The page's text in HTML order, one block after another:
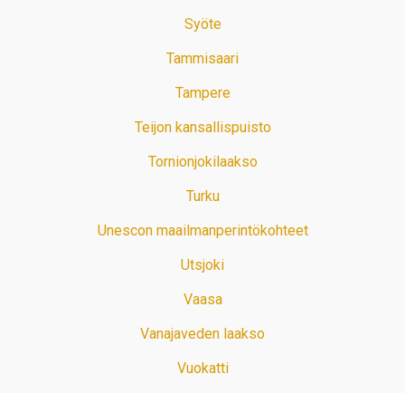
Syöte
Tammisaari
Tampere
Teijon kansallispuisto
Tornionjokilaakso
Turku
Unescon maailmanperintökohteet
Utsjoki
Vaasa
Vanajaveden laakso
Vuokatti